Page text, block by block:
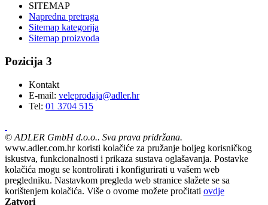
SITEMAP
Napredna pretraga
Sitemap kategorija
Sitemap proizvoda
Pozicija 3
Kontakt
E-mail: veleprodaja@adler.hr
Tel: 01 3704 515
© ADLER GmbH d.o.o.. Sva prava pridržana.
www.adler.com.hr koristi kolačiće za pružanje boljeg korisničkog
iskustva, funkcionalnosti i prikaza sustava oglašavanja. Postavke
kolačića mogu se kontrolirati i konfigurirati u vašem web
pregledniku. Nastavkom pregleda web stranice slažete se sa
korištenjem kolačića. Više o ovome možete pročitati ovdje
Zatvori